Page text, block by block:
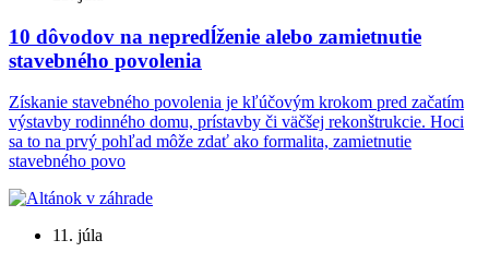
10 dôvodov na nepredĺženie alebo zamietnutie
stavebného povolenia
Získanie stavebného povolenia je kľúčovým krokom pred začatím
výstavby rodinného domu, prístavby či väčšej rekonštrukcie. Hoci
sa to na prvý pohľad môže zdať ako formalita, zamietnutie
stavebného povo
11. júla